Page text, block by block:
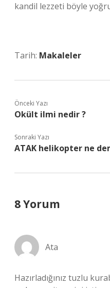
kandil lezzeti böyle
Tarih: Makaleler
Önceki Yazı
Okült ilmi nedir ?
Sonraki Yazı
ATAK helikopter ne
8 Yorum
Ata
Hazırladığınız tuzlu